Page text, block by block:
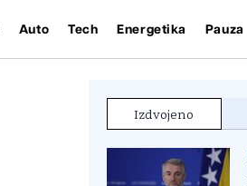
Auto Tech Energetika Pauza
Izdvojeno